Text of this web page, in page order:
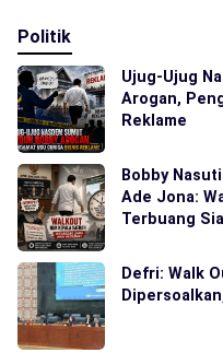
Politik
Ujug-Ujug
Arogan,
Reklame
Bobby
Ade Jona:
Terbuang
Defri: Walk